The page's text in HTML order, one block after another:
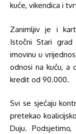
kuće, vikendica i
Zanimljiv je i
Istočni Stari grad
imovinu u
odnosi na kuću, a
kredit od 90.000.
Svi se sjećaju
pretekao
Duju.